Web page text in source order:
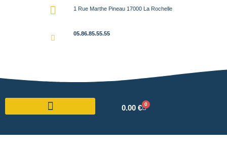
1 Rue Marthe Pineau 17000 La Rochelle
05.86.85.55.55
0.00 € 0